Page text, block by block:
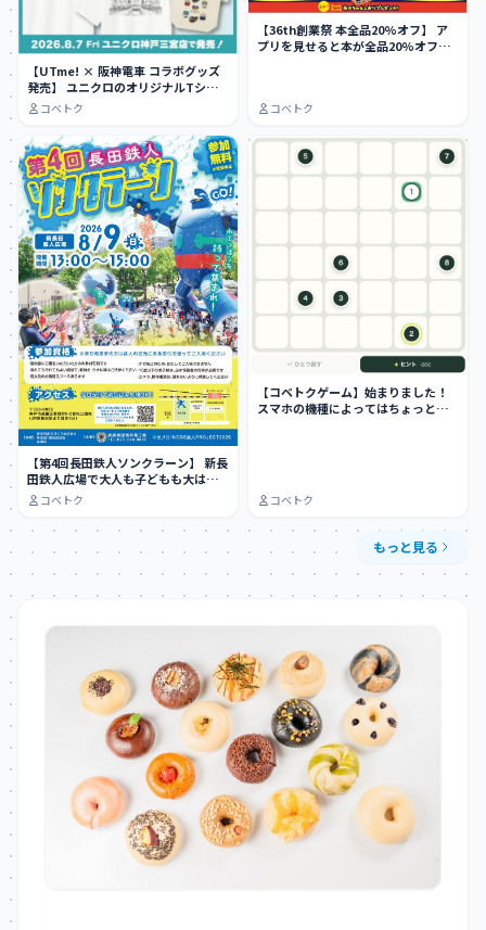
【UTme! × 阪神電車 コラボグッズ
発売】 ユニクロのオリジナルTシャ
ツ作…
コベトク
【36th創業祭 本全品20%オフ】 ア
プリを見せると本が全品20%オフ
コベトク
【第4回長田鉄人ソンクラーン】 新長
田鉄人広場で大人も子どもも大はし
ゃぎできる…
コベトク
【コベトクゲーム】始まりました！
スマホの機種によってはちょっとや
コベトク
もっと見る